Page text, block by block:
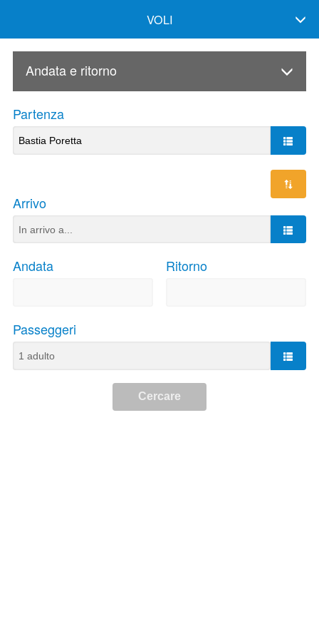
VOLI
Andata e ritorno
Partenza
Arrivo
Andata Ritorno
Passeggeri
Cercare